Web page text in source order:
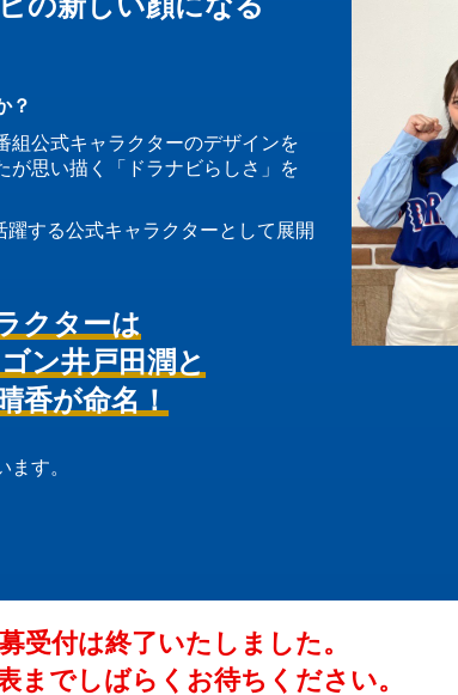
？
組公式キャラクターのデザインを
が思い描く「ドラナビらしさ」を
する公式キャラクターとして展開
クターは
ン井戸田潤と
香が命名！
す。
受付は終了いたしました。
までしばらくお待ちください。